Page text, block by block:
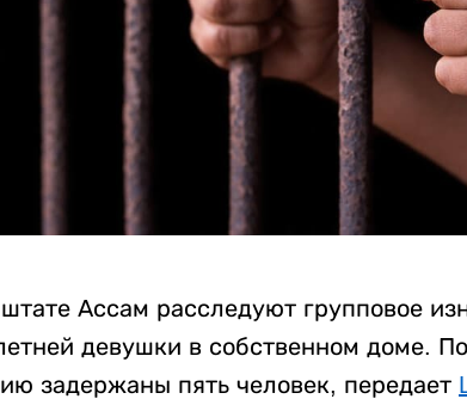
Ассам расследуют групповое
девушки в собственном доме.
задержаны пять человек, передает